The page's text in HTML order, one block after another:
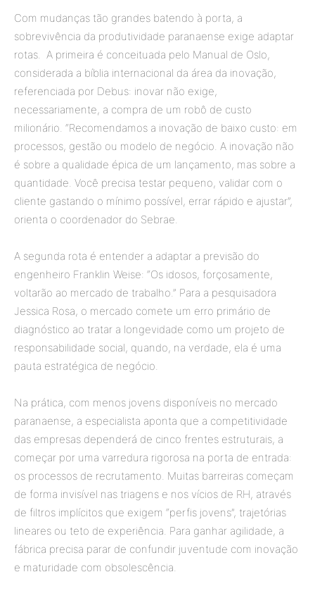
Com mudanças tão grandes batendo à porta, a
sobrevivência da produtividade paranaense exige adaptar
rotas. A primeira é conceituada pelo Manual de Oslo,
considerada a bíblia internacional da área da inovação,
referenciada por Debus: inovar não exige,
necessariamente, a compra de um robô de custo
milionário. “Recomendamos a inovação de baixo custo: em
processos, gestão ou modelo de negócio. A inovação não
é sobre a qualidade épica de um lançamento, mas sobre a
quantidade. Você precisa testar pequeno, validar com o
cliente gastando o mínimo possível, errar rápido e ajustar”,
orienta o coordenador do Sebrae.
A segunda rota é entender a adaptar a previsão do
engenheiro Franklin Weise: “Os idosos, forçosamente,
voltarão ao mercado de trabalho.” Para a pesquisadora
Jessica Rosa, o mercado comete um erro primário de
diagnóstico ao tratar a longevidade como um projeto de
responsabilidade social, quando, na verdade, ela é uma
pauta estratégica de negócio.
Na prática, com menos jovens disponíveis no mercado
paranaense, a especialista aponta que a competitividade
das empresas dependerá de cinco frentes estruturais, a
começar por uma varredura rigorosa na porta de entrada:
os processos de recrutamento. Muitas barreiras começam
de forma invisível nas triagens e nos vícios de RH, através
de filtros implícitos que exigem “perfis jovens”, trajetórias
lineares ou teto de experiência. Para ganhar agilidade, a
fábrica precisa parar de confundir juventude com inovação
e maturidade com obsolescência.